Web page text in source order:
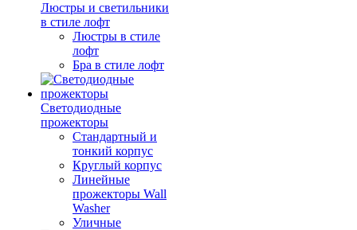
Люстры и светильники
в стиле лофт
Люстры в стиле
лофт
Бра в стиле лофт
Светодиодные
прожекторы
Стандартный и
тонкий корпус
Круглый корпус
Линейные
прожекторы Wall
Washer
Уличные